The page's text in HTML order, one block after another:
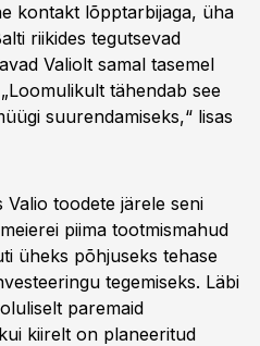
kontakt lõpptarbijaga, üha
riikides tegutsevad
Valiolt samal tasemel
tähendab see
suurendamiseks,“ lisas
toodete järele seni
piima tootmismahud
üheks põhjuseks tehase
tegemiseks. Läbi
paremaid
kiirelt on planeeritud